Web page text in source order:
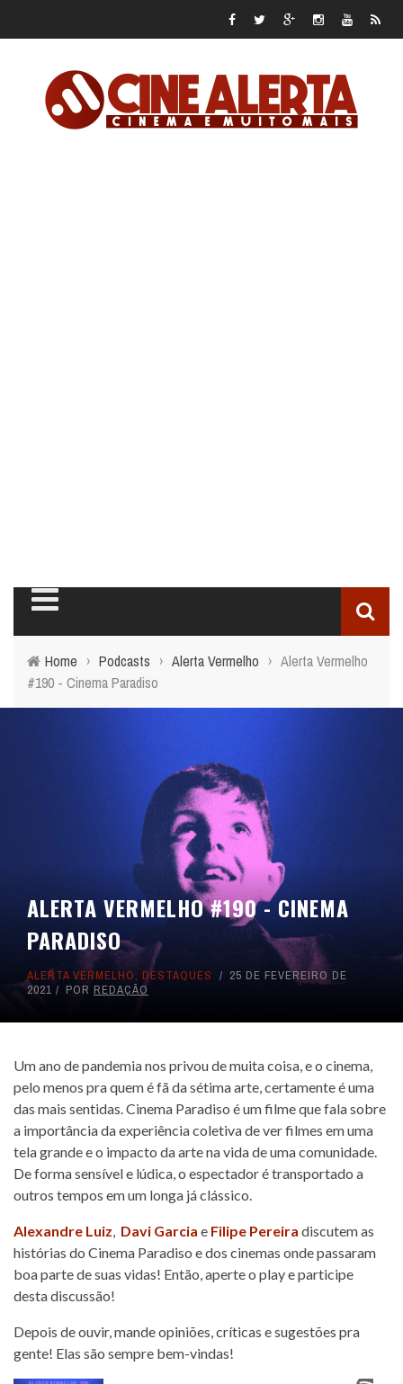
Home › Podcasts › Alerta Vermelho › Alerta Vermelho
#190 - Cinema Paradiso
ALERTA VERMELHO #190 - CINEMA
PARADISO
ALERTA VERMELHO, DESTAQUES
25 DE FEVEREIRO DE
2021
POR REDAÇÃO
Um ano de pandemia nos privou de muita coisa, e o cinema,
pelo menos pra quem é fã da sétima arte, certamente é uma
das mais sentidas. Cinema Paradiso é um filme que fala sobre
a importância da experiência coletiva de ver filmes em uma
tela grande e o impacto da arte na vida de uma comunidade.
De forma sensível e lúdica, o espectador é transportado a
outros tempos em um longa já clássico.
Alexandre Luiz, Davi Garcia e Filipe Pereira discutem as
histórias do Cinema Paradiso e dos cinemas onde passaram
boa parte de suas vidas! Então, aperte o play e participe
desta discussão!
Depois de ouvir, mande opiniões, críticas e sugestões pra
gente! Elas são sempre bem-vindas!